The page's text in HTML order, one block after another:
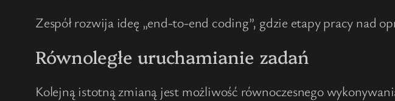
Zespół rozwija ideę „end-to-end coding”, gdzie etapy pracy nad
Równoległe uruchamianie zadań
Kolejną istotną zmianą jest możliwość równoczesnego